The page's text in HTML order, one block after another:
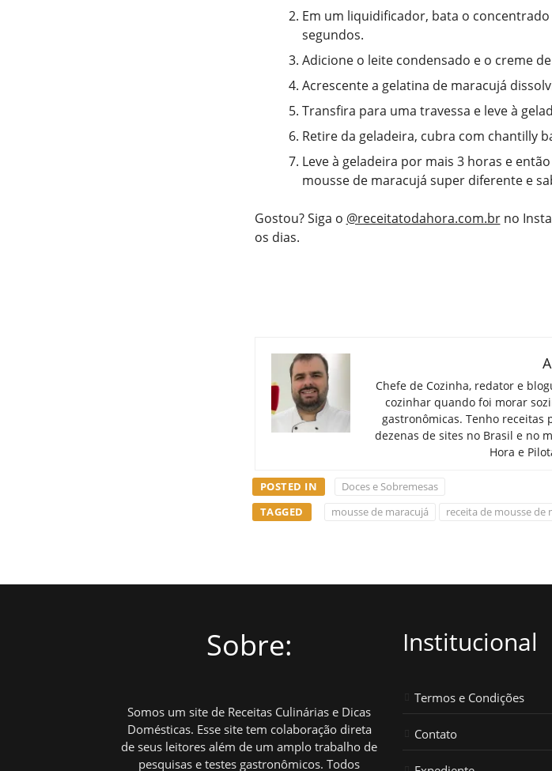
Em um liquidificador, bata o
segundos.
Adicione o leite condensado e o creme
Acrescente a gelatina de maracujá
Transfira para uma travessa e leve à
Retire da geladeira, cubra com chantilly
Leve à geladeira por mais 3 horas e
mousse de maracujá super diferente e
Gostou? Siga o @receitatodahora.com.brno
os dias.
Chefe de Cozinha, redator e
cozinhar quando foi morar
gastronômicas. Tenho receitas
dezenas de sites no Brasil e no
Hora e
POSTED IN
Doces e Sobremesas
TAGGED
mousse de maracujá receita de mousse de
Sobre:
Somos um site de Receitas Culinárias e Dicas
Domésticas. Esse site tem colaboração direta
de seus leitores além de um amplo trabalho de
pesquisas e testes gastronômicos. Todos
Institucional
Termos e Condições
Contato